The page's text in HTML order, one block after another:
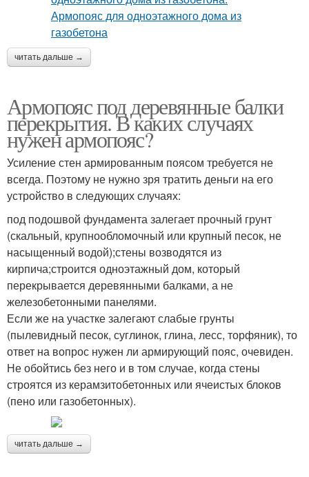
читать дальше →
Армопояс под деревянные балки
перекрытия. В каких случаях
нужен армопояс?
Усиление стен армированным поясом требуется не
всегда. Поэтому не нужно зря тратить деньги на его
устройство в следующих случаях:
под подошвой фундамента залегает прочный грунт
(скальный, крупнообломочный или крупный песок, не
насыщенный водой);стены возводятся из
кирпича;строится одноэтажный дом, который
перекрывается деревянными балками, а не
железобетонными панелями.
Если же на участке залегают слабые грунты
(пылевидный песок, суглинок, глина, лесс, торфяник), то
ответ на вопрос нужен ли армирующий пояс, очевиден.
Не обойтись без него и в том случае, когда стены
строятся из керамзитобетонных или ячеистых блоков
(пено или газобетонных).
читать дальше →